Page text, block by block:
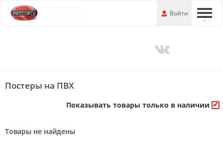
Перейти
к
---
Войти
Постеры на ПВХ
Показывать товары только в наличии
Товары не найдены